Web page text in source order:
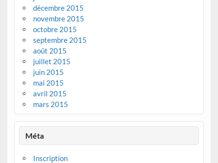
décembre 2015
novembre 2015
octobre 2015
septembre 2015
août 2015
juillet 2015
juin 2015
mai 2015
avril 2015
mars 2015
Méta
Inscription